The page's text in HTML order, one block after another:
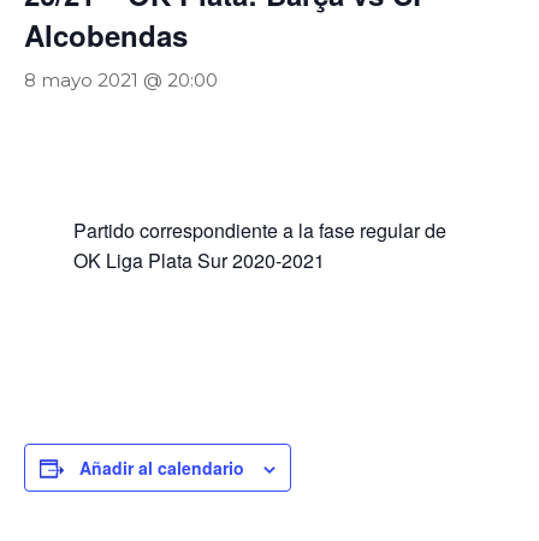
Alcobendas
8 mayo 2021 @ 20:00
Partido correspondiente a la fase regular de
OK Liga Plata Sur 2020-2021
Añadir al calendario